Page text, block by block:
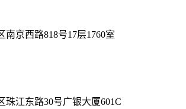
南京西路818号17层1760室
珠江东路30号广银大厦601C